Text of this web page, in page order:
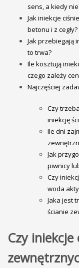
sens, a kiedy
Jak iniekcje
betonu i z cegły?
Jak przebiegają
to trwa?
Ile kosztują
czego zależy
Najczęściej
Czy
iniekcję
Ile dni
Jak
piwnicy
Czy
woda
Jaka jest
ścianie
Czy